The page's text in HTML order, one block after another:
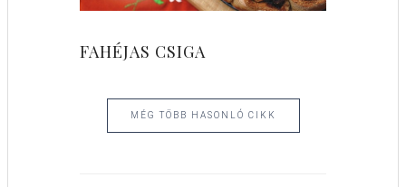
FAHÉJAS CSIGA
MÉG TÖBB HASONLÓ CIKK